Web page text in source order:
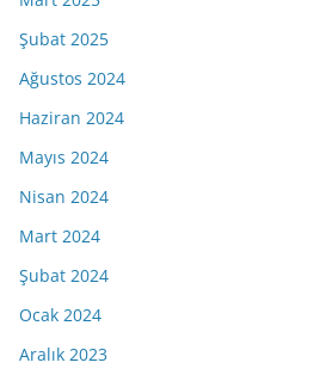
Şubat 2025
Ağustos 2024
Haziran 2024
Mayıs 2024
Nisan 2024
Mart 2024
Şubat 2024
Ocak 2024
Aralık 2023